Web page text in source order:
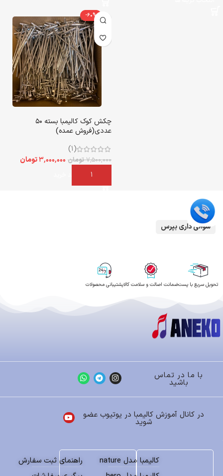
-60%
چکش کوک کالیمبا بسته 50
عددی(فروش عمده)
(1)
۷,۵۰۰,۰۰۰ تومان ۳,۰۰۰,۰۰۰تومان
افزودن به سبد خرید
سوالی داری بپرس
تحویل سریع با پستضمانت اصالت و سلامت کالاپشتیبانی محصولات
با ما در تماس
باشید
در کانال آموزش کالیمبا در یوتیوب عضو
شوید
کالیمبا مدل nature
راهنمای ثبت سفارش